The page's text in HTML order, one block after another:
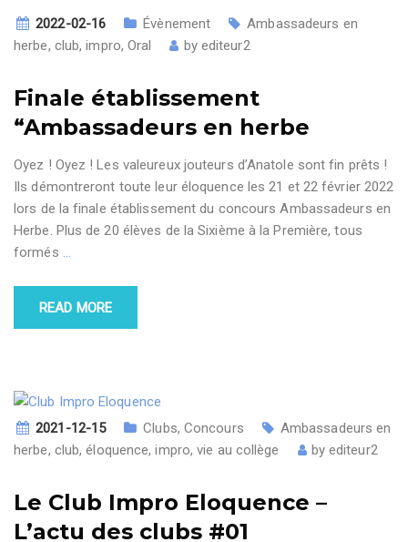
2022-02-16 Évènement
Ambassadeurs en
herbe, club,impro,Oral by editeur2
Finale établissement
“Ambassadeurs en herbe
Oyez ! Oyez ! Les valeureux jouteurs d’Anatole sont fin prêts !
Ils démontreront toute leur éloquence les 21 et 22 février 2022
lors de la finale établissement du concours Ambassadeurs en
Herbe. Plus de 20 élèves de la Sixième à la Première, tous
formés …
READ MORE
2021-12-15 Clubs, Concours
Ambassadeurs en
herbe, club,éloquence,impro,vie au collège by editeur2
Le Club Impro Eloquence –
L’actu des clubs #01